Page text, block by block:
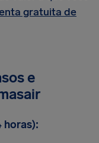
gratuita de
e
horas):